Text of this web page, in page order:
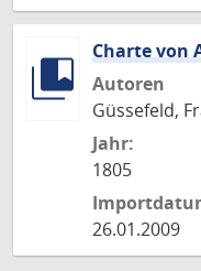
Charte von
Autoren
Güssefeld,
Jahr:
1805
26.01.2009